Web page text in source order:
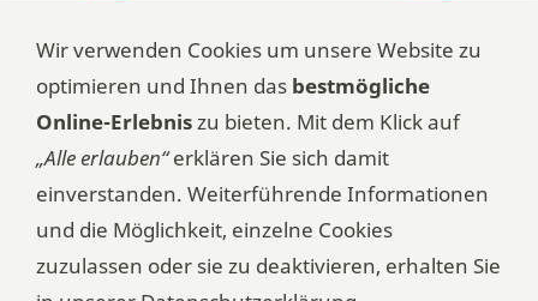
Wir verwenden Cookies um unsere Website zu
optimieren und Ihnen das bestmögliche
Online-Erlebniszu bieten. Mit dem Klick auf
„Alle erlauben“erklären Sie sich damit
einverstanden. Weiterführende Informationen
und die Möglichkeit, einzelne Cookies
zuzulassen oder sie zu deaktivieren, erhalten Sie